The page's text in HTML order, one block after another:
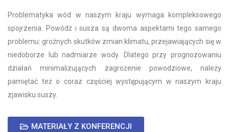
Problematyka wód w naszym kraju wymaga kompleksowego
spojrzenia. Powódź i susza są dwoma aspektami tego samego
problemu: groźnych skutków zmian klimatu, przejawiających się w
niedoborze lub nadmiarze wody. Dlatego przy prognozowaniu
działań minimalizujących zagrożenie powodziowe, należy
pamiętać też o coraz częściej występującym w naszym kraju
zjawisku suszy.
MATERIAŁY Z KONFERENCJI